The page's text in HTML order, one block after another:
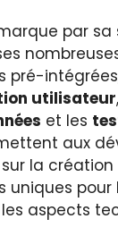
par sa
pré-
utilisateur
et les
aux
la création
uniques pour
aspects